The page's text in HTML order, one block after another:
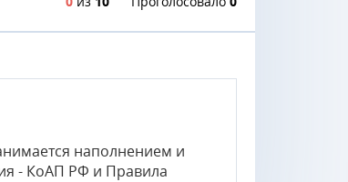
наполнением и
- КоАП РФ и Правила